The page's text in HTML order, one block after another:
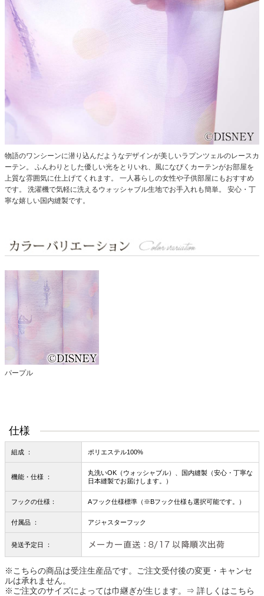
物語のワンシーンに潜り込んだようなデザインが美しいラプンツェルのレースカ
ーテン。
ふんわりとした優しい光をとりいれ、風になびくカーテンがお部屋を
上質な雰囲気に仕上げてくれます。
一人暮らしの女性や子供部屋にもおすすめ
です。
洗濯機で気軽に洗えるウォッシャブル生地でお手入れも簡単。
安心・丁
寧な嬉しい国内縫製です。
パープル
仕様
組成 ： ポリエステル100%
機能・仕様 ：
丸洗いOK（ウォッシャブル）、国内縫製（安心・丁寧な
日本縫製でお届けします。）
フックの仕様： Aフック仕様標準（※Bフック仕様も選択可能です。）
付属品 ： アジャスターフック
発送予定日 ：
※こちらの商品は受注生産品です。ご注文受付後の変更・キャンセ
ルは承れません。
※ご注文のサイズによっては巾継ぎが生じます。
⇒ 詳しくはこちら